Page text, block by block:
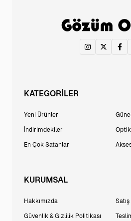
KATEGORİLER
Yeni Ürünler
İndirimdekiler
En Çok Satanlar
KURUMSAL
Hakkımızda
Güvenlik & Gizlilik Politikası